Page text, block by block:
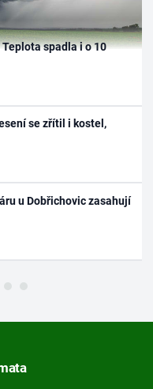
spadla i o 10
se zřítil i kostel,
u Dobřichovic zasahují